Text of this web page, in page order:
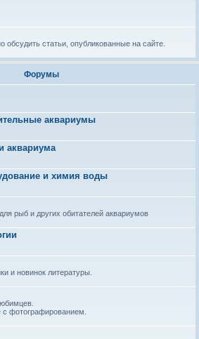
обсудить статьи, опубликованные на сайте.
Форумы
аквариумы
аквариума
и химия воды
рыб и других обитателей аквариумов
и новинок литературы.
фотографированием.